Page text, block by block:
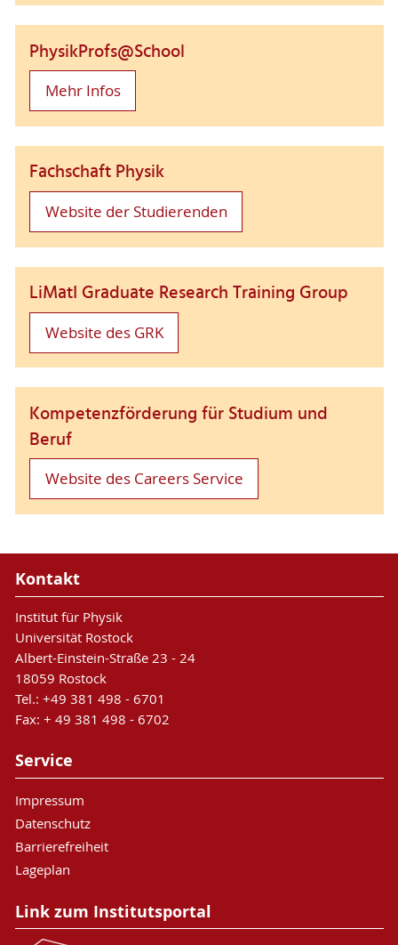
PhysikProfs@School
Mehr Infos
Fachschaft Physik
Website der Studierenden
LiMatI Graduate Research Training Group
Website des GRK
Kompetenzförderung für Studium und
Beruf
Website des Careers Service
Kontakt
Institut für Physik
Universität Rostock
Albert-Einstein-Straße 23 - 24
18059 Rostock
Tel.: +49 381 498 - 6701
Fax: + 49 381 498 - 6702
Service
Impressum
Datenschutz
Barrierefreiheit
Lageplan
Link zum Institutsportal